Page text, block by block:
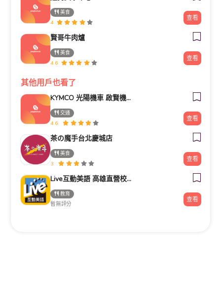
美食
4
查看
賢哥牛肉爐
美食
4.6
查看
其他用戶也看了
KYMCO 光陽機車 啟賢機車行
交通
4.6
查看
茶の魔手台北慶城店
美食
3
查看
Live互動美語 高雄直營校｜幼兒美語班｜小一先修班｜兒童美語班｜自然發音班｜全民英檢班｜課輔班
教育
暫無評分
查看